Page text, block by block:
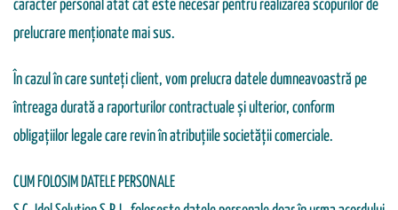
caracter personal atât cât este necesar pentru realizarea scopurilor de
prelucrare menționate mai sus.
În cazul în care sunteți client, vom prelucra datele dumneavoastră pe
întreaga durată a raporturilor contractuale și ulterior, conform
obligaţiilor legale care revin în atribuțiile societății comerciale.
CUM FOLOSIM DATELE PERSONALE